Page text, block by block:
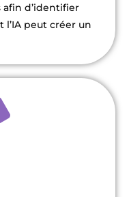
afin d’identifier
peut créer un